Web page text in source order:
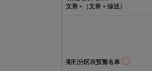
文章 ÷（文章 + 综述）
期刊分区表预警名单